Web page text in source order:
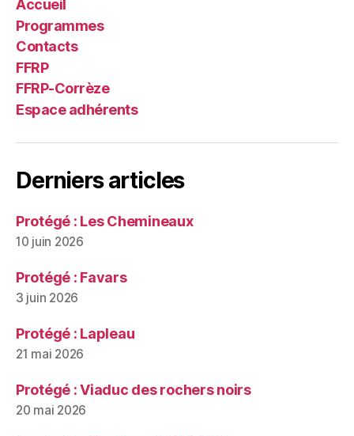
Accueil
Programmes
Contacts
FFRP
FFRP-Corrèze
Espace adhérents
Derniers articles
Protégé : Les Chemineaux
10 juin 2026
Protégé : Favars
3 juin 2026
Protégé : Lapleau
21 mai 2026
Protégé : Viaduc des rochers noirs
20 mai 2026